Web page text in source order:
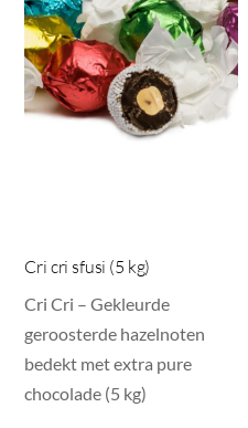
Cri cri sfusi (5 kg)
Cri Cri – Gekleurde
geroosterde hazelnoten
bedekt met extra pure
chocolade (5 kg)